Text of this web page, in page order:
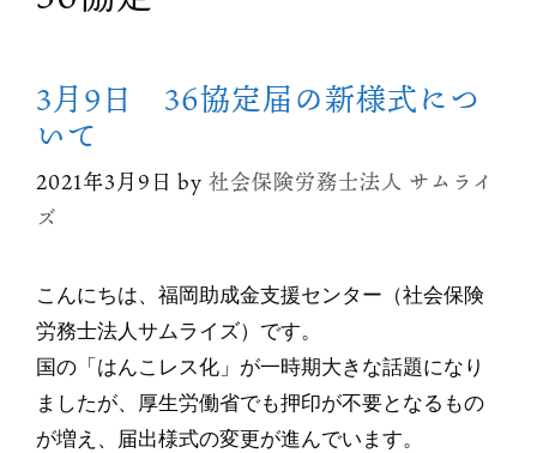
3月9日 36協定届の新様式につ
いて
2021年3月9日 by 社会保険労務士法人 サムライ
ズ
こんにちは、福岡助成金支援センター（社会保険
労務士法人サムライズ）です。
国の「はんこレス化」が一時期大きな話題になり
ましたが、厚生労働省でも押印が不要となるもの
が増え、届出様式の変更が進んでいます。